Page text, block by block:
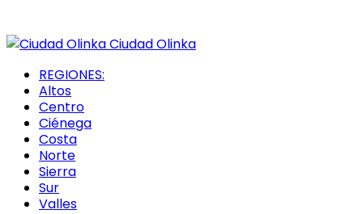
Ciudad Olinka
REGIONES:
Altos
Centro
Ciénega
Costa
Norte
Sierra
Sur
Valles